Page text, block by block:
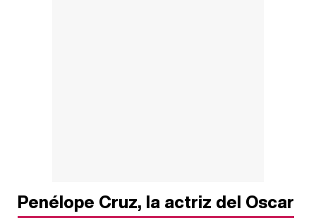
Penélope Cruz, la actriz del Oscar